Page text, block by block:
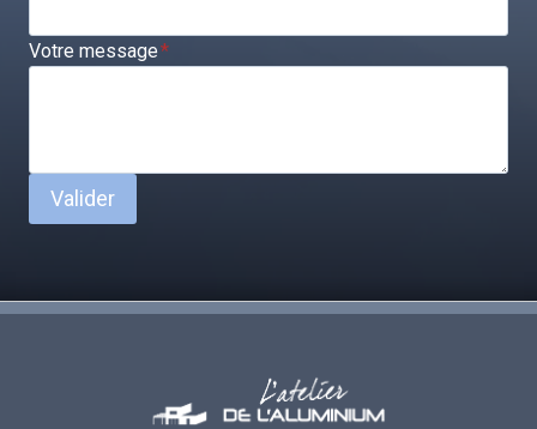
Votre message*
Valider